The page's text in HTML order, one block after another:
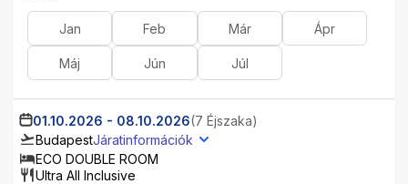
Jan Feb Már Ápr
Máj Jún Júl
01.10.2026 - 08.10.2026(7 Éjszaka)
BudapestJáratinformációk
ECO DOUBLE ROOM
Ultra All Inclusive